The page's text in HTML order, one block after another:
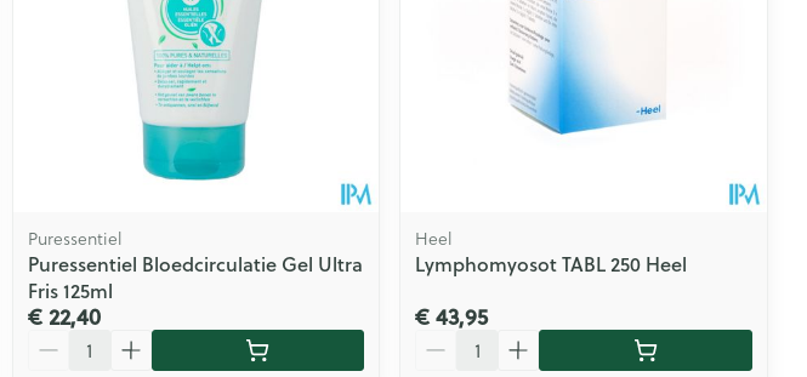
Puressentiel
Puressentiel Bloedcirculatie Gel Ultra
Fris 125ml
€ 22,40
Heel
Lymphomyosot TABL 250 Heel
€ 43,95